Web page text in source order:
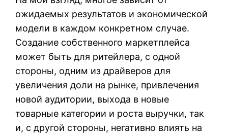
ожидаемых результатов и экономической
модели в каждом конкретном случае.
Создание собственного маркетплейса
может быть для ритейлера, с одной
стороны, одним из драйверов для
увеличения доли на рынке, привлечения
новой аудитории, выхода в новые
товарные категории и роста выручки, так
и, с другой стороны, негативно влиять на